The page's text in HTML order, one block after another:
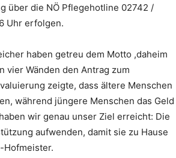
über die NÖ Pflegehotline 02742 /
Uhr erfolgen.
haben getreu dem Motto ,daheim
vier Wänden den Antrag zum
zeigte, dass ältere Menschen
während jüngere Menschen das Geld
wir genau unser Ziel erreicht: Die
aufwenden, damit sie zu Hause
Hofmeister.